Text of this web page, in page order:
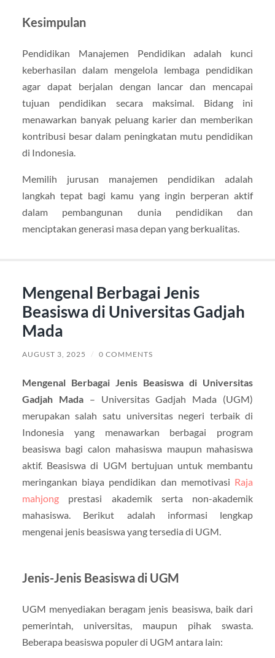
Kesimpulan
Pendidikan Manajemen Pendidikan adalah kunci
keberhasilan dalam mengelola lembaga pendidikan
agar dapat berjalan dengan lancar dan mencapai
tujuan pendidikan secara maksimal. Bidang ini
menawarkan banyak peluang karier dan memberikan
kontribusi besar dalam peningkatan mutu pendidikan
di Indonesia.
Memilih jurusan manajemen pendidikan adalah
langkah tepat bagi kamu yang ingin berperan aktif
dalam pembangunan dunia pendidikan dan
menciptakan generasi masa depan yang berkualitas.
Mengenal Berbagai Jenis
Beasiswa di Universitas Gadjah
Mada
AUGUST 3, 2025 / 0 COMMENTS
Mengenal Berbagai Jenis Beasiswa di Universitas
Gadjah Mada– Universitas Gadjah Mada (UGM)
merupakan salah satu universitas negeri terbaik di
Indonesia yang menawarkan berbagai program
beasiswa bagi calon mahasiswa maupun mahasiswa
aktif. Beasiswa di UGM bertujuan untuk membantu
meringankan biaya pendidikan dan memotivasi Raja
mahjongprestasi akademik serta non-akademik
mahasiswa. Berikut adalah informasi lengkap
mengenai jenis beasiswa yang tersedia di UGM.
Jenis-Jenis Beasiswa di UGM
UGM menyediakan beragam jenis beasiswa, baik dari
pemerintah, universitas, maupun pihak swasta.
Beberapa beasiswa populer di UGM antara lain: